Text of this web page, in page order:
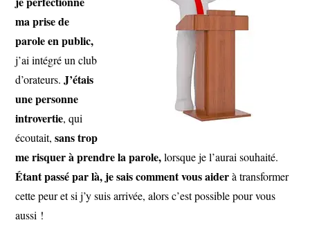
ma prise de
parole en public,
j’ai intégré un club
d’orateurs.J’étais
une personne
introvertie, qui
écoutait,sans trop
me risquer à prendre la parole,lorsque je l’aurai souhaité.
Étant passé par là, je sais comment vous aiderà transformer
cette peur et si j’y suis arrivée, alors c’est possible pour vous
aussi !